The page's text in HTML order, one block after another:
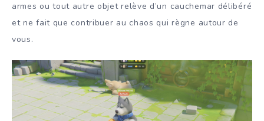
armes ou tout autre objet relève d’un cauchemar délibéré
et ne fait que contribuer au chaos qui règne autour de
vous.